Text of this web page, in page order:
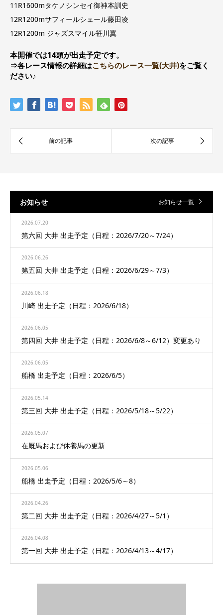
11R1600mタケノシンセイ御神本訓史
12R1200mサフィールシェール藤田凌
12R1200m ジャズスマイル笹川翼
本開催では14頭が出走予定です。
⇒各レース情報の詳細はこちらのレース一覧(大井)をご覧く
ださい♪
お知らせ お知らせ一覧
2026.07.20
第六回 大井 出走予定（日程：2026/7/20～7/24）
2026.06.26
第五回 大井 出走予定（日程：2026/6/29～7/3）
2026.06.18
川崎 出走予定（日程：2026/6/18）
2026.06.05
第四回 大井 出走予定（日程：2026/6/8～6/12）変更あり
2026.06.05
船橋 出走予定（日程：2026/6/5）
2026.05.14
第三回 大井 出走予定（日程：2026/5/18～5/22）
2026.05.07
在厩馬および休養馬の更新
2026.05.06
船橋 出走予定（日程：2026/5/6～8）
2026.04.26
第二回 大井 出走予定（日程：2026/4/27～5/1）
2026.04.08
第一回 大井 出走予定（日程：2026/4/13～4/17）